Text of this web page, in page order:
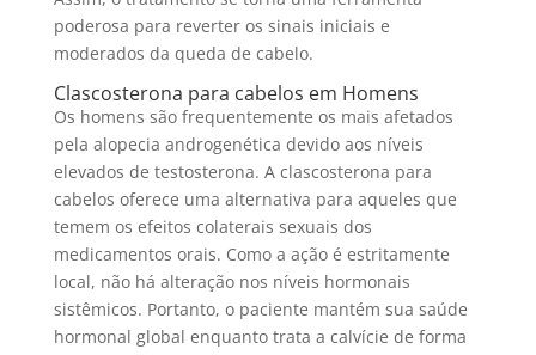
poderosa para reverter os sinais iniciais e
moderados da queda de cabelo.
Clascosterona para cabelos em Homens
Os homens são frequentemente os mais afetados
pela alopecia androgenética devido aos níveis
elevados de testosterona. A clascosterona para
cabelos oferece uma alternativa para aqueles que
temem os efeitos colaterais sexuais dos
medicamentos orais. Como a ação é estritamente
local, não há alteração nos níveis hormonais
sistêmicos. Portanto, o paciente mantém sua saúde
hormonal global enquanto trata a calvície de forma